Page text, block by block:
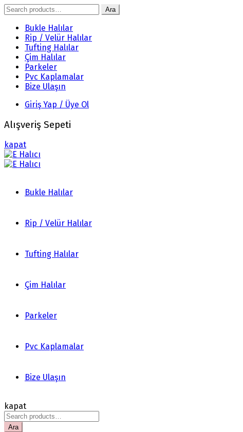
Search
for:
Ara
Bukle Halılar
Rip / Velür Halılar
Tufting Halılar
Çim Halılar
Parkeler
Pvc Kaplamalar
Bize Ulaşın
Giriş Yap / Üye Ol
Alışveriş Sepeti
kapat
Bukle Halılar
Rip / Velür Halılar
Tufting Halılar
Çim Halılar
Parkeler
Pvc Kaplamalar
Bize Ulaşın
kapat
Search
for:
Ara